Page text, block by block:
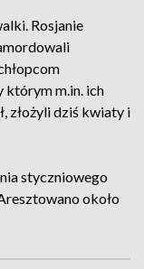
Rosjanie
którym m.in. ich
złożyli dziś kwiaty i
styczniowego
około